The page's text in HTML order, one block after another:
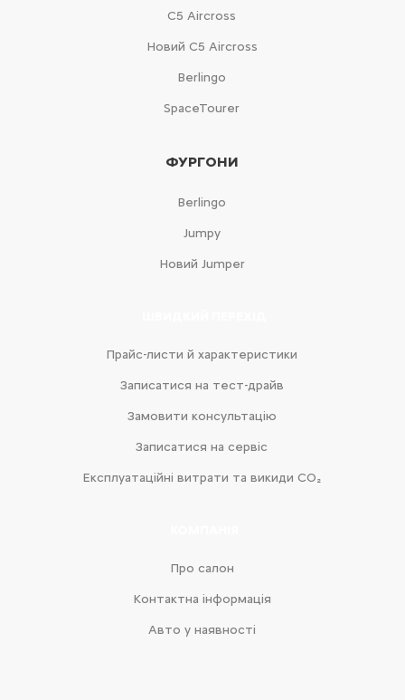
С5 Aircross
Новий С5 Aircross
Berlingo
SpaceTourer
ФУРГОНИ
Berlingo
Jumpy
Новий Jumper
Прайс-листи й характеристики
Записатися на тест-драйв
Замовити консультацію
Записатися на сервіс
Експлуатаційні витрати та викиди CO₂
Про салон
Контактна інформація
Авто у наявності